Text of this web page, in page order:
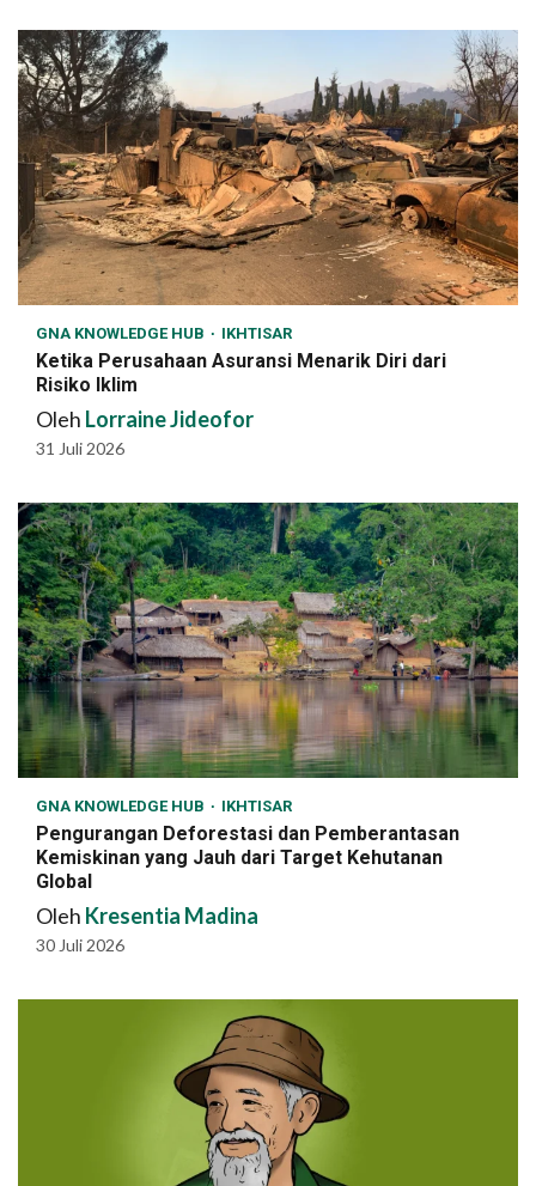
GNA KNOWLEDGE HUB IKHTISAR
Ketika Perusahaan Asuransi Menarik Diri dari
Risiko Iklim
Oleh Lorraine Jideofor
31 Juli 2026
GNA KNOWLEDGE HUB IKHTISAR
Pengurangan Deforestasi dan Pemberantasan
Kemiskinan yang Jauh dari Target Kehutanan
Global
Oleh Kresentia Madina
30 Juli 2026